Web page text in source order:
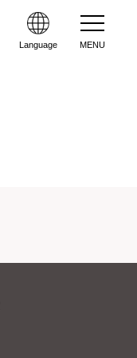
Language MENU